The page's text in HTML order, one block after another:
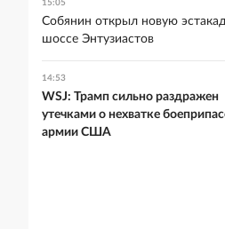
15:05
Собянин открыл новую
шоссе Энтузиастов
14:53
WSJ: Трамп сильно раздражен
утечками о нехватке
армии США